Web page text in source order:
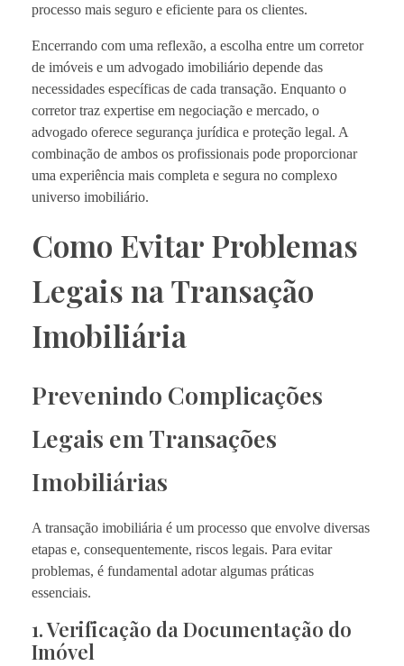
processo mais seguro e eficiente para os clientes.
Encerrando com uma reflexão, a escolha entre um corretor
de imóveis e um advogado imobiliário depende das
necessidades específicas de cada transação. Enquanto o
corretor traz expertise em negociação e mercado, o
advogado oferece segurança jurídica e proteção legal. A
combinação de ambos os profissionais pode proporcionar
uma experiência mais completa e segura no complexo
universo imobiliário.
Como Evitar Problemas
Legais na Transação
Imobiliária
Prevenindo Complicações
Legais em Transações
Imobiliárias
A transação imobiliária é um processo que envolve diversas
etapas e, consequentemente, riscos legais. Para evitar
problemas, é fundamental adotar algumas práticas
essenciais.
1. Verificação da Documentação do
Imóvel